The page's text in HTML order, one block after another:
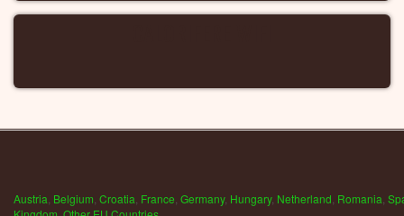
Austria Belgium Croatia France Germany, Hungary, Netherland Romania